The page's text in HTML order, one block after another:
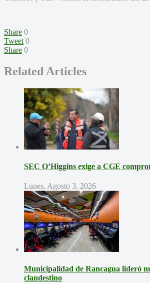
Share 0
Tweet 0
Share 0
Related Articles
SEC O’Higgins exige a CGE
Lunes, Agosto 3, 2026
Municipalidad de Rancagua lideró
clandestino